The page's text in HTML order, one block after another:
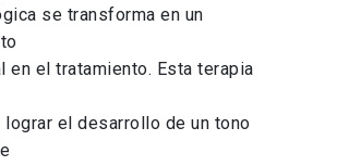
se transforma en un
en el tratamiento. Esta terapia
lograr el desarrollo de un tono